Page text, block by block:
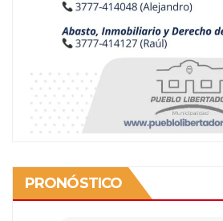
PRONÓSTICO